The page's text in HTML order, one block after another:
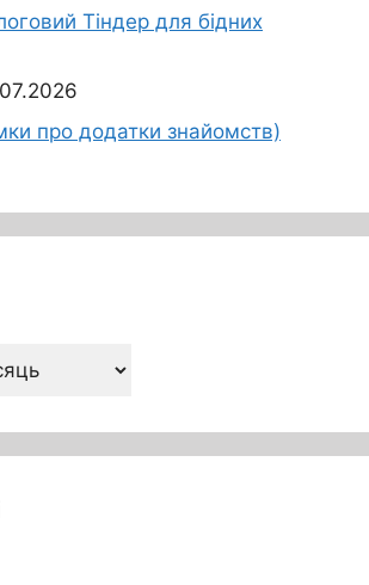
Тіндер для бідних
про додатки знайомств)